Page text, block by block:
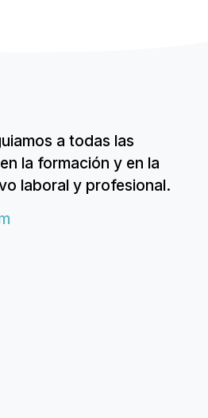
a todas las
la formación y en la
laboral y profesional.